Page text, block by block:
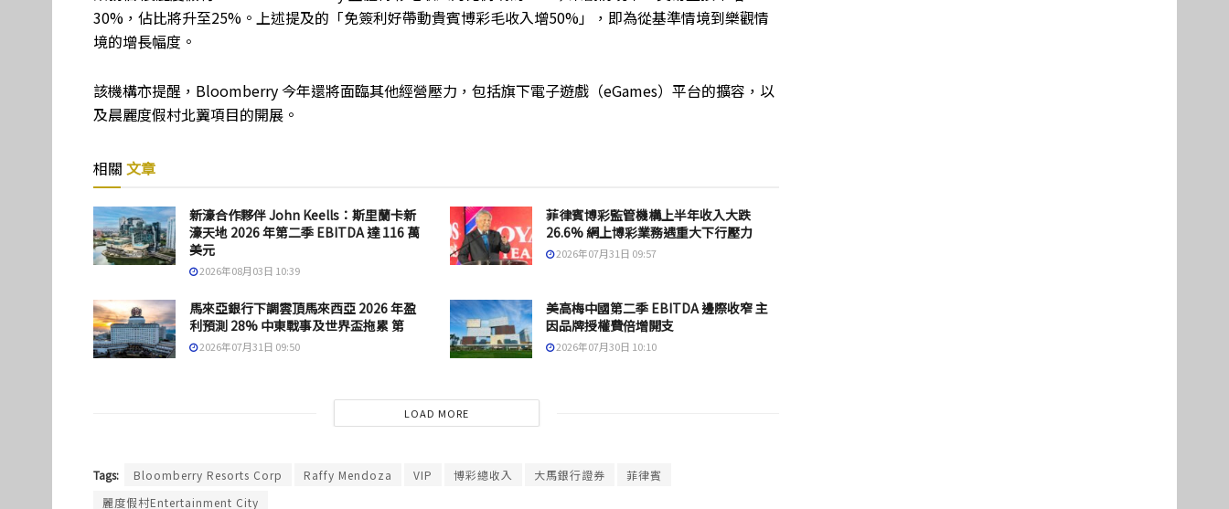
30%，佔比將升至25%。上述提及的「免簽利好帶動貴賓博彩毛收入增50%」，即為從基準情境到樂觀情
境的增長幅度。
該機構亦提醒，Bloomberry 今年還將面臨其他經營壓力，包括旗下電子遊戲（eGames）平台的擴容，以
及晨麗度假村北翼項目的開展。
相關 文章
新濠合作夥伴 John Keells：斯里蘭卡新
濠天地 2026 年第二季 EBITDA 達 116 萬
美元
2026年08月03日 10:39
菲律賓博彩監管機構上半年收入大跌
26.6% 網上博彩業務遇重大下行壓力
2026年07月31日 09:57
馬來亞銀行下調雲頂馬來西亞 2026 年盈
利預測 28% 中東戰事及世界盃拖累 第
2026年07月31日 09:50
美高梅中國第二季 EBITDA 邊際收窄 主
因品牌授權費倍增開支
2026年07月30日 10:10
LOAD MORE
Tags: Bloomberry Resorts Corp Raffy Mendoza VIP 博彩總收入 大馬銀行證券
菲律賓
麗度假村Entertainment City